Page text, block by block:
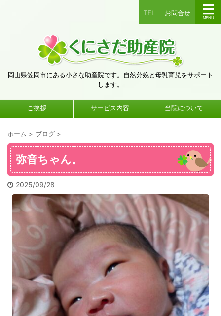
TEL お問合せ
岡山県笠岡市にある小さな助産院です。自然分娩と母乳育児をサポート
します。
ご挨拶 サービス内容 当院について
ホーム > ブログ >
弥音ちゃん。
2025/09/28